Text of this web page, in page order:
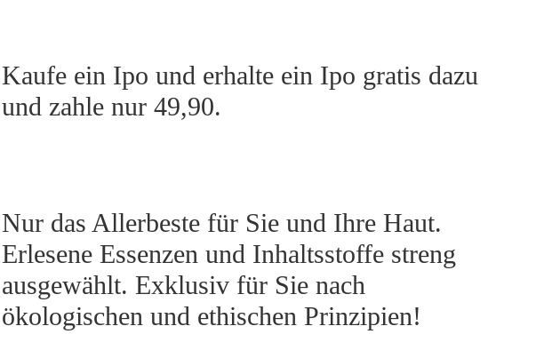
99,90 €
49,90 €.
Kaufe ein Ipo und erhalte ein Ipo gratis dazu
und zahle nur 49,90.
Nur das Allerbeste für Sie und Ihre Haut.
Erlesene Essenzen und Inhaltsstoffe streng
ausgewählt. Exklusiv für Sie nach
ökologischen und ethischen Prinzipien!